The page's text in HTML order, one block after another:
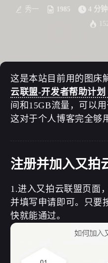
秀一 1985 4 分钟
这是本站目前用的图床
云联盟-开发者帮助计划
间和15GB流量，可以
这对于个人博客完全够
注册并加入又拍
1.进入又拍云联盟页面
并填写申请即可。只要
快就能通过。